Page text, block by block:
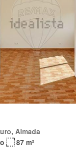
Almada
87 m²